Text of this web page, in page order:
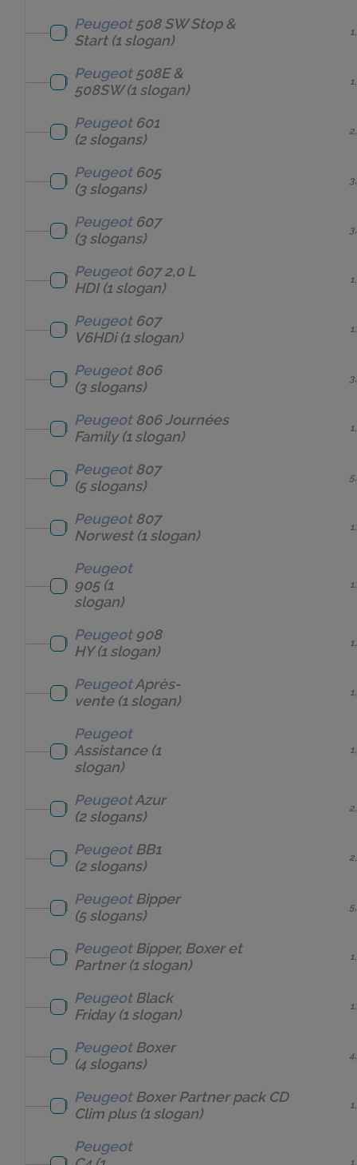
Peugeot 508 SW Stop &
Start(1 slogan)
Peugeot 508E &
508SW(1 slogan)
Peugeot 601
(2 slogans)
Peugeot 605
(3 slogans)
Peugeot 607
(3 slogans)
Peugeot 607 2,0 L
HDI(1 slogan)
Peugeot 607
V6HDi(1 slogan)
Peugeot 806
(3 slogans)
Peugeot 806 Journées
Family(1 slogan)
Peugeot 807
(5 slogans)
Peugeot 807
Norwest(1 slogan)
Peugeot
905(1
slogan)
Peugeot 908
HY(1 slogan)
PeugeotAprès-
vente(1 slogan)
Peugeot
Assistance(1
slogan)
PeugeotAzur
(2 slogans)
Peugeot BB1
(2 slogans)
Peugeot Bipper
(5 slogans)
Peugeot Bipper, Boxer et
Partner(1 slogan)
Peugeot Black
Friday(1 slogan)
Peugeot Boxer
(4 slogans)
Peugeot Boxer Partner pack CD
Clim plus(1 slogan)
Peugeot